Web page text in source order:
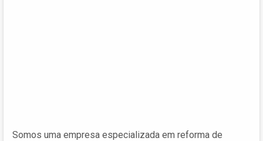
Somos uma empresa especializada em reforma de